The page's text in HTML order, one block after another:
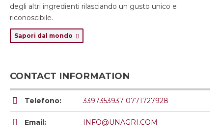
degli altri ingredienti rilasciando un gusto unico e
riconoscibile.
Sapori dal mondo
CONTACT INFORMATION
Telefono: 3397353937 0771727928
Email: INFO@UNAGRI.COM